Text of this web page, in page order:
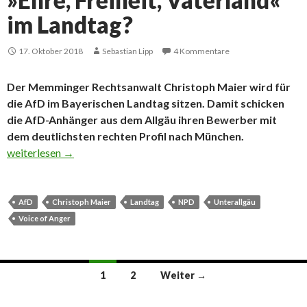
im Landtag?
17. Oktober 2018 Sebastian Lipp 4 Kommentare
Der Memminger Rechtsanwalt Christoph Maier wird für
die AfD im Bayerischen Landtag sitzen. Damit schicken
die AfD-Anhänger aus dem Allgäu ihren Bewerber mit
dem deutlichsten rechten Profil nach München.
»Ehre, Freiheit, Vaterland« im Landtag?
weiterlesen →
AfD Christoph Maier Landtag NPD
Unterallgäu
Voice of Anger
1 2 Weiter →